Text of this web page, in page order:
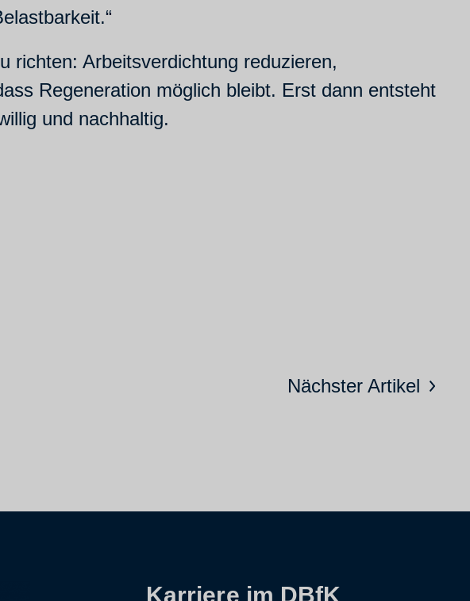
richten: Arbeitsverdichtung reduzieren,
Regeneration möglich bleibt. Erst dann entsteht
und nachhaltig.
Nächster Artikel
Karriere im DBfK